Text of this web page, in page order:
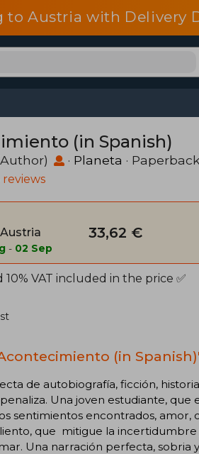
to Austria with Delivery
(in Spanish)
· Planeta · Paperback
reviews
- 02 Sep
33,62 €
VAT included in the price ✅
(in
de autobiografía, ficción,
Una joven estudiante,
sentimientos encontrados,
que mitigue la
Una narración perfecta, sobria